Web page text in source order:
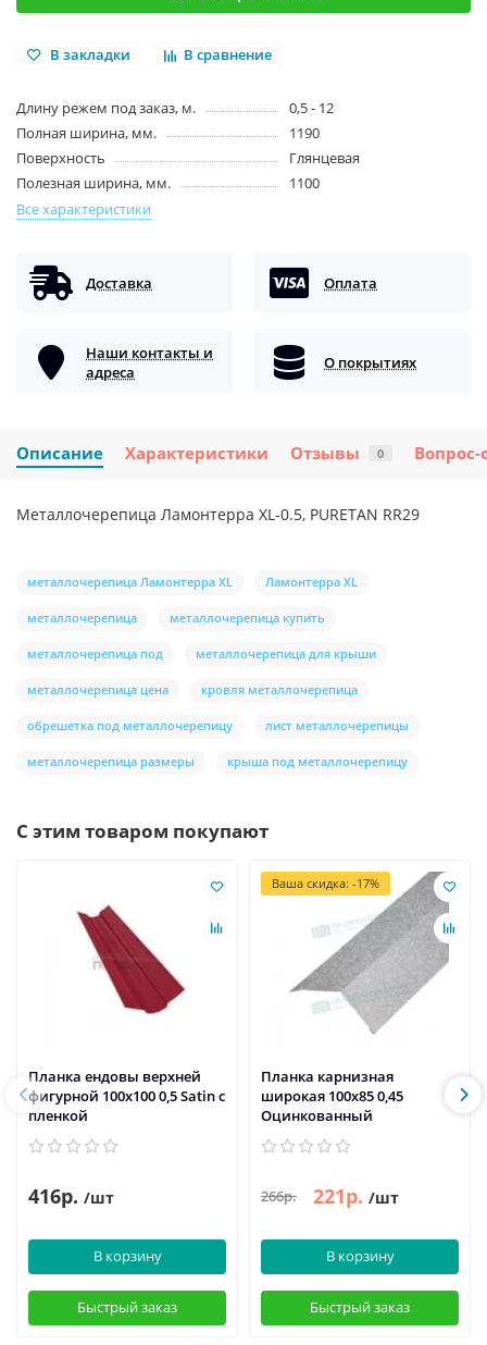
В закладки В сравнение
Длину режем под заказ, м.
0,5 - 12
Полная ширина, мм.
1190
Поверхность
Глянцевая
Полезная ширина, мм.
1100
Все характеристики
Доставка Оплата
Наши контакты и
адреса
О покрытиях
Описание Характеристики Отзывы 0 Вопрос-
Металлочерепица Ламонтерра XL-0.5, PURETAN RR29
металлочерепица Ламонтерра XL Ламонтерра XL
металлочерепица металлочерепица купить
металлочерепица под металлочерепица для крыши
металлочерепица цена кровля металлочерепица
обрешетка под металлочерепицу лист металлочерепицы
металлочерепица размеры крыша под металлочерепицу
С этим товаром покупают
Планка ендовы верхней
фигурной 100x100 0,5 Satin с
пленкой
416р. /шт
В корзину
Быстрый заказ
Ваша скидка: -17%
Планка карнизная
широкая 100х85 0,45
Оцинкованный
266р. 221р. /шт
В корзину
Быстрый заказ